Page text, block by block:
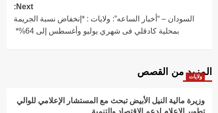
Next:
السودان – “أخبار الساعه”: ولايات : *إنخفاض نسبة الجريمة
بمحلية كادقلي فى شهري يوليو وأغسطس إلى 64%*
المزيد من القصص
ولايات
وزيرة مالية النيل الأبيض تبحث مع المستشار الإعلامي للوالي